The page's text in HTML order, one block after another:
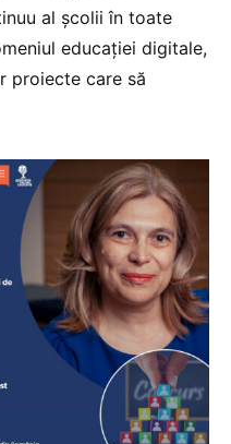
al școlii în toate
educației digitale,
proiecte care să